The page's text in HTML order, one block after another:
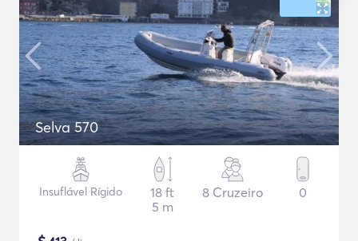
Selva 570
Insuflável Rígido
18 ft
5 m
8 Cruzeiro 0